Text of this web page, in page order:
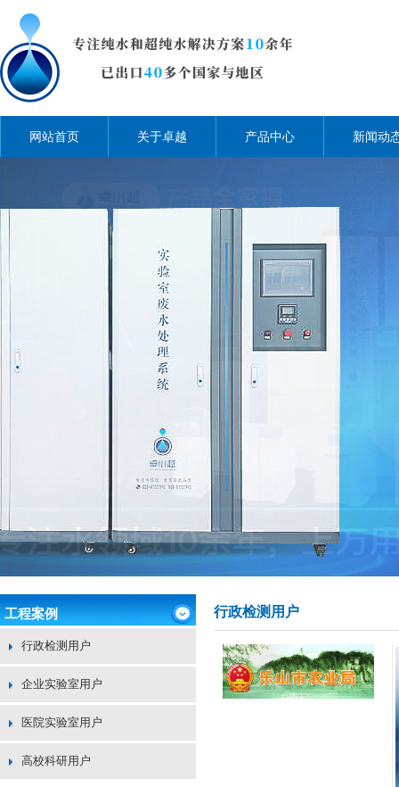
网站首页 关于卓越 产品中心 新闻动
工程案例
行政检测用户
企业实验室用户
医院实验室用户
高校科研用户
行政检测用户